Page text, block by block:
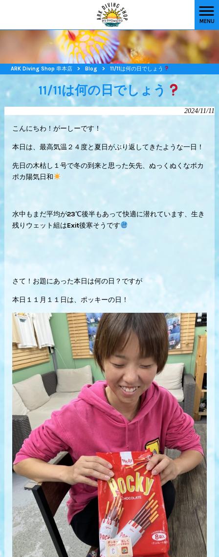
MENU
ARK Diving Shop 串本店 > Blog > 11/11は何の日でしょう
11/11は何の日でしょう
2024/11/11
こんにちわ！がーしーです！
本日は、最高気温２４度と夏日がぶり返してきたような一日！
先日の木枯し１号で冬の到来と思った矢先、ぬっくぬくなポカ
ポカ陽気日和
水中もまだ平均が23℃後半もあって快適に潜れています、生き
残りウェット組はExit後寒そうです
さて！お題にあった本日は何の日？ですが
本日１１月１１日は、ポッキーの日！